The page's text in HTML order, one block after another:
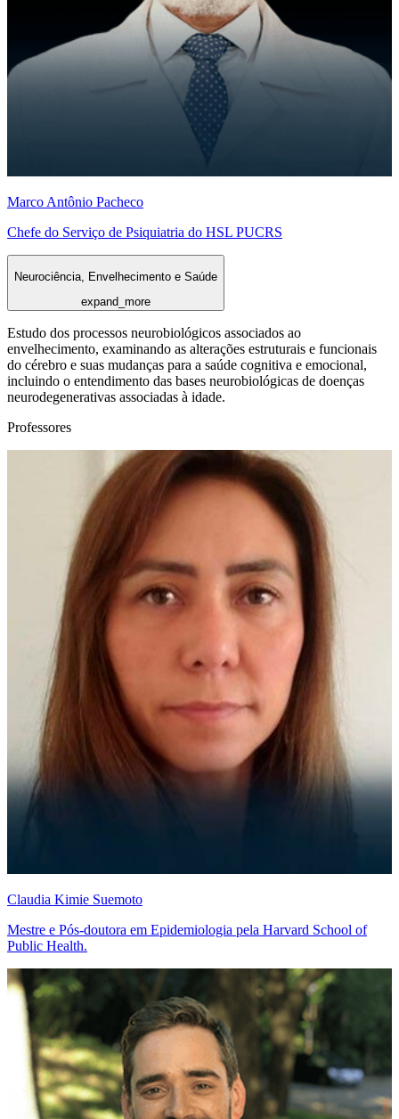
Marco Antônio Pacheco
Chefe do Serviço de Psiquiatria do HSL PUCRS
Neurociência, Envelhecimento e Saúde
expand_more
Estudo dos processos neurobiológicos associados ao
envelhecimento, examinando as alterações estruturais e funcionais
do cérebro e suas mudanças para a saúde cognitiva e emocional,
incluindo o entendimento das bases neurobiológicas de doenças
neurodegenerativas associadas à idade.
Professores
Claudia Kimie Suemoto
Mestre e Pós-doutora em Epidemiologia pela Harvard School of
Public Health.